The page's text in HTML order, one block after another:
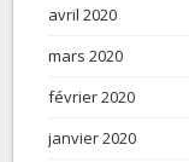
avril 2020
mars 2020
février 2020
janvier 2020